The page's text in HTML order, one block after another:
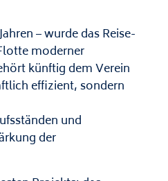
– wurde das Reise-
moderner
künftig dem Verein
effizient, sondern
und
der